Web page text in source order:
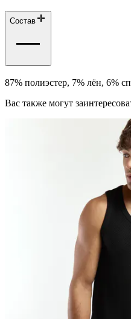
Состав
87% полиэстер, 7% лён, 6%
Вас также могут